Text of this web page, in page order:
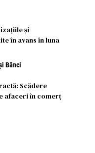
și
în avans în luna
Bănci
Scădere
afaceri în comerț